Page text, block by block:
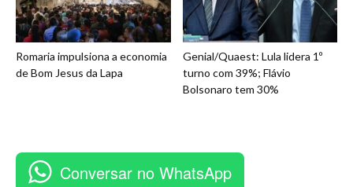
Romaria impulsiona a economia
de Bom Jesus da Lapa
Genial/Quaest: Lula lidera 1º
turno com 39%; Flávio
Bolsonaro tem 30%
Conversar no WhatsApp